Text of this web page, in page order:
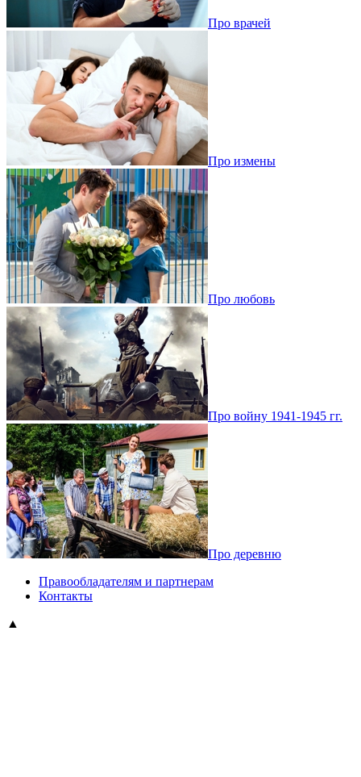
Про врачей
Про измены
Про любовь
Про войну 1941-1945 гг.
Про деревню
Правообладателям и партнерам
Контакты
▲